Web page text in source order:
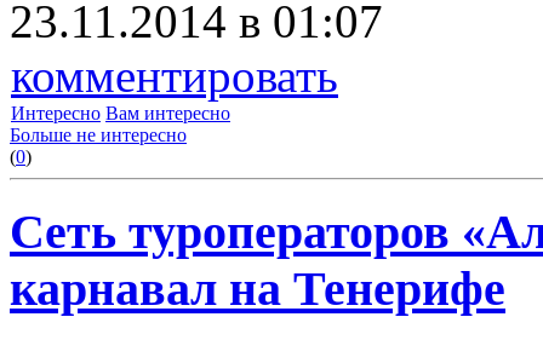
23.11.2014 в 01:07
комментировать
Интересно Вам интересно
Больше не интересно
(0)
Сеть туроператоров
карнавал на Тенерифе